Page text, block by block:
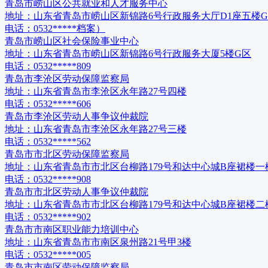
青岛市崂山区公共就业和人才服务中心
地址： 山东省青岛市崂山区新锦路6号行政服务大厅D1座五楼
电话： 0532*****档案）
青岛市崂山区社会保险事业中心
地址： 山东省青岛市崂山区新锦路6号行政服务大厦5楼G区
电话： 0532*****809
青岛市李沧区劳动保障监察局
地址： 山东省青岛市李沧区永年路27号四楼
电话： 0532*****606
青岛市李沧区劳动人事争议仲裁院
地址： 山东省青岛市李沧区永年路27号三楼
电话： 0532*****562
青岛市市北区劳动保障监察局
地址： 山东省青岛市市北区台柳路179号和达中心城B座裙楼一
电话： 0532*****908
青岛市市北区劳动人事争议仲裁院
地址： 山东省青岛市市北区台柳路179号和达中心城B座裙楼二
电话： 0532*****902
青岛市市南区职业能力培训中心
地址： 山东省青岛市市南区泉州路21号甲3楼
电话： 0532*****005